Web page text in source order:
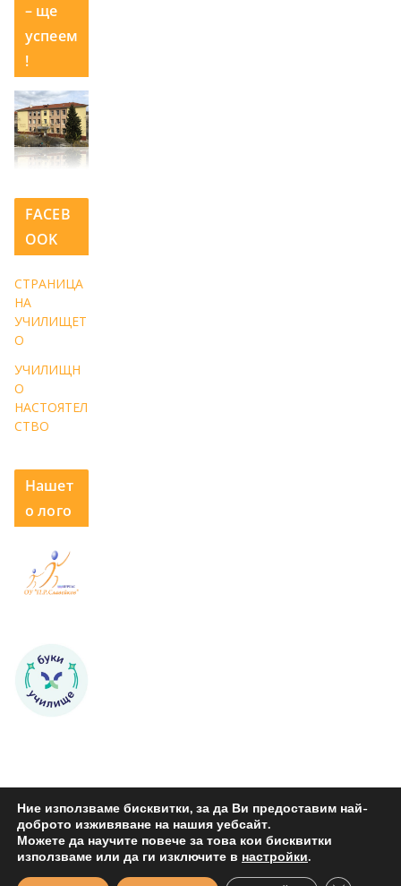
– ще
успеем
!
FACEB
OOK
СТРАНИЦА
НА
УЧИЛИЩЕТ
О
УЧИЛИЩН
О
НАСТОЯТЕЛ
СТВО
Нашет
о лого
Copyright © 2026ОУ "Петко Р. Славейков" Бургас. All rights
reserved.
Ние използваме бисквитки, за да Ви предоставим най-
доброто изживяване на нашия уебсайт.
Можете да научите повече за това кои бисквитки
използваме или да ги изключите в настройки.